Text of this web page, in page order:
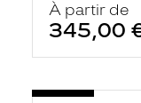
À partir de
345,00